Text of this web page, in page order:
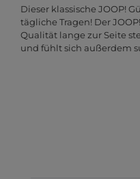
Dieser klassische JOOP!
tägliche Tragen! Der
Qualität lange zur Seite
und fühlt sich außerdem